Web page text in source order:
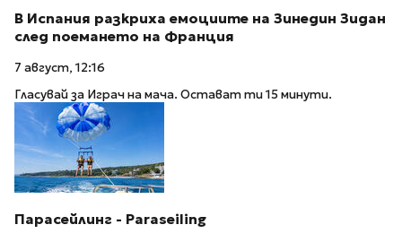
В Испания разкриха емоциите на Зинедин Зидан
след поемането на Франция
7 август, 12:16
Гласувай за Играч на мача. Остават ти 15 минути.
Парасейлинг - Paraseiling